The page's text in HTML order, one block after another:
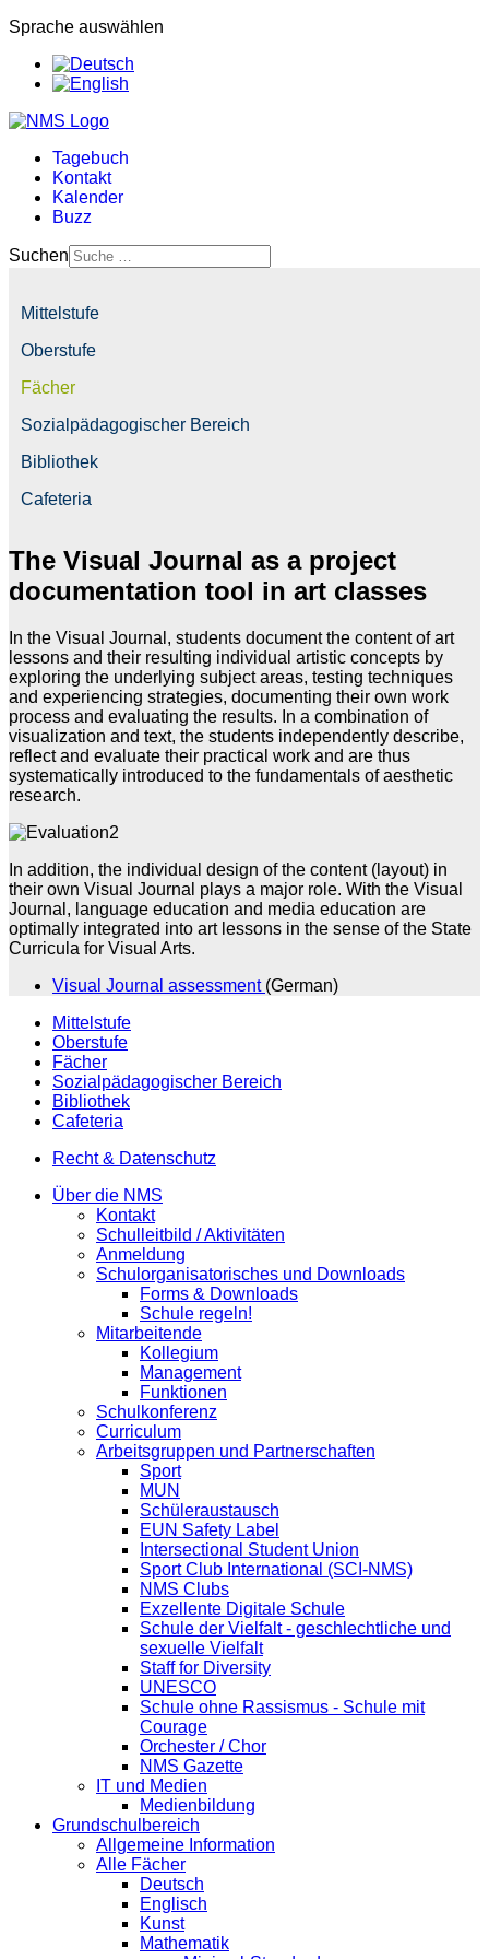
Sprache auswählen
Tagebuch
Kontakt
Kalender
Buzz
Suchen
Mittelstufe
Oberstufe
Fächer
Sozialpädagogischer Bereich
Bibliothek
Cafeteria
The Visual Journal as a project
documentation tool in art classes
In the Visual Journal, students document the content of art
lessons and their resulting individual artistic concepts by
exploring the underlying subject areas, testing techniques
and experiencing strategies, documenting their own work
process and evaluating the results. In a combination of
visualization and text, the students independently describe,
reflect and evaluate their practical work and are thus
systematically introduced to the fundamentals of aesthetic
research.
In addition, the individual design of the content (layout) in
their own Visual Journal plays a major role. With the Visual
Journal, language education and media education are
optimally integrated into art lessons in the sense of the State
Curricula for Visual Arts.
Visual Journal assessment (German)
Mittelstufe
Oberstufe
Fächer
Sozialpädagogischer Bereich
Bibliothek
Cafeteria
Recht & Datenschutz
Über die NMS
Kontakt
Schulleitbild / Aktivitäten
Anmeldung
Schulorganisatorisches und Downloads
Forms & Downloads
Schule regeln!
Mitarbeitende
Kollegium
Management
Funktionen
Schulkonferenz
Curriculum
Arbeitsgruppen und Partnerschaften
Sport
MUN
Schüleraustausch
EUN Safety Label
Intersectional Student Union
Sport Club International (SCI-NMS)
NMS Clubs
Exzellente Digitale Schule
Schule der Vielfalt - geschlechtliche und
sexuelle Vielfalt
Staff for Diversity
UNESCO
Schule ohne Rassismus - Schule mit
Courage
Orchester / Chor
NMS Gazette
IT und Medien
Medienbildung
Grundschulbereich
Allgemeine Information
Alle Fächer
Deutsch
Englisch
Kunst
Mathematik